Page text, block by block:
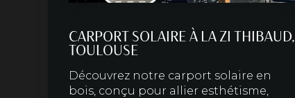
CARPORT SOLAIRE À LA ZI THIBAUD,
TOULOUSE
Découvrez notre carport solaire en
bois, conçu pour allier esthétisme,